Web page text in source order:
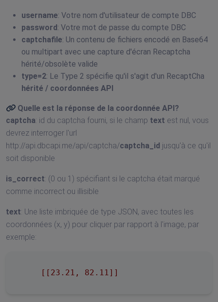
username: Votre nom d'utilisateur de compte DBC
password: Votre mot de passe du compte DBC
captchafile: Un contenu de fichiers encodé en Base64
ou multipart avec une capture d'écran Recaptcha
hérité/obsolète valide
type=2: Le Type 2 spécifie qu'il s'agit d'un RecaptCha
hérité / coordonnées API
Quelle est la réponse de la coordonnée API?
captcha: id du captcha fourni, si le champ text est nul, vous
devrez interroger l'url
http://api.dbcapi.me/api/captcha/captcha_id jusqu'à ce qu'il
soit disponible
is_correct: (0 ou 1) spécifiant si le captcha était marqué
comme incorrect ou illisible
text: Une liste imbriquée de type JSON, avec toutes les
coordonnées (x, y) pour cliquer par rapport à l'image, par
exemple:
[[23.21, 82.11]]